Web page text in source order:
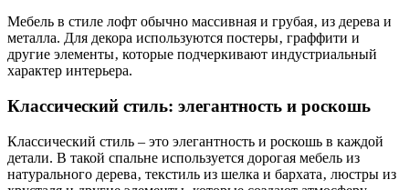
Мебель в стиле лофт обычно массивная и грубая‚ из дерева и
металла. Для декора используются постеры‚ граффити и
другие элементы‚ которые подчеркивают индустриальный
характер интерьера.
Классический стиль: элегантность и роскошь
Классический стиль – это элегантность и роскошь в каждой
детали. В такой спальне используется дорогая мебель из
натурального дерева‚ текстиль из шелка и бархата‚ люстры из